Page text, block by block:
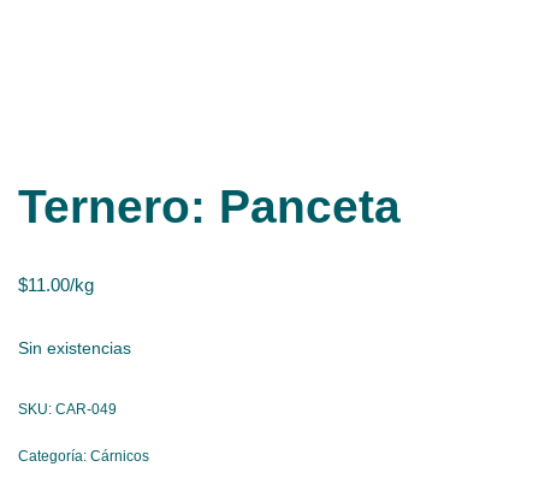
Ternero: Panceta
$11.00/kg
Sin existencias
SKU: CAR-049
Categoría: Cárnicos